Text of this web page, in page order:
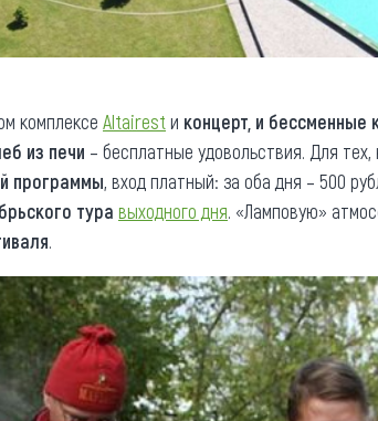
комплексе Altairest и концерт, и бессменные
из печи – бесплатные удовольствия. Для
программы, вход платный: за оба дня – 500
тура выходного дня. «Ламповую»
.